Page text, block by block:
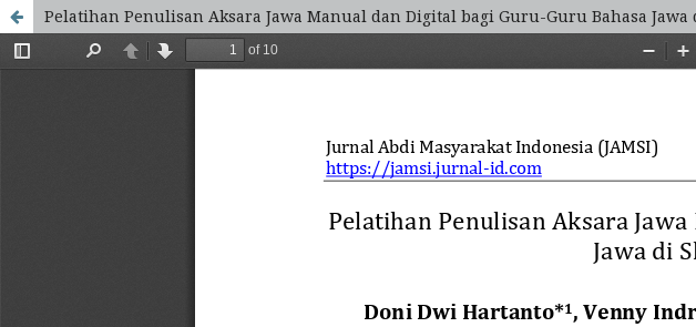
Pelatihan Penulisan Aksara Jawa Manual dan Digital bagi Guru-Guru Bahasa Jawa